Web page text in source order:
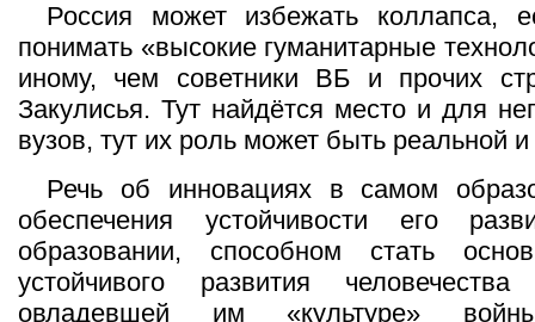
Россия может избежать коллапса,
понимать «высокие гуманитарные
иному, чем советники ВБ и прочих
Закулисья. Тут найдётся место и для
вузов, тут их роль может быть реальной
Речь об инновациях в самом
обеспечения устойчивости его
образовании, способном стать
устойчивого развития
овладевшей им «культуре»